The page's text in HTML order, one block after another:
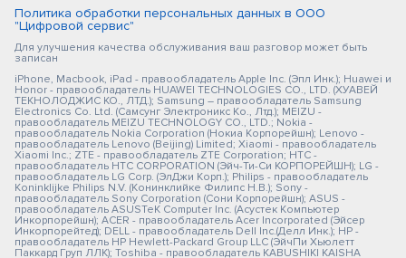
Политика обработки персональных данных в ООО
"Цифровой сервис"
Для улучшения качества обслуживания ваш разговор может быть
записан
iPhone, Macbook, iPad - правообладатель Apple Inc. (Эпл Инк.); Huawei и
Honor - правообладатель HUAWEI TECHNOLOGIES CO., LTD. (ХУАВЕЙ
ТЕКНОЛОДЖИС КО., ЛТД.); Samsung – правообладатель Samsung
Electronics Co. Ltd. (Самсунг Электроникс Ко., Лтд.); MEIZU -
правообладатель MEIZU TECHNOLOGY CO., LTD.; Nokia -
правообладатель Nokia Corporation (Нокиа Корпорейшн); Lenovo -
правообладатель Lenovo (Beijing) Limited; Xiaomi - правообладатель
Xiaomi Inc.; ZTE - правообладатель ZTE Corporation; HTC -
правообладатель HTC CORPORATION (Эйч-Ти-Си КОРПОРЕЙШН); LG -
правообладатель LG Corp. (ЭлДжи Корп.); Philips - правообладатель
Koninklijke Philips N.V. (Конинклийке Филипс Н.В.); Sony -
правообладатель Sony Corporation (Сони Корпорейшн); ASUS -
правообладатель ASUSTeK Computer Inc. (Асустек Компьютер
Инкорпорейшн); ACER - правообладатель Acer Incorporated (Эйсер
Инкорпорейтед); DELL - правообладатель Dell Inc.(Делл Инк.); HP -
правообладатель HP Hewlett-Packard Group LLC (ЭйчПи Хьюлетт
Паккард Груп ЛЛК); Toshiba - правообладатель KABUSHIKI KAISHA